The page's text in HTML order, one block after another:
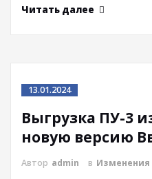
Читать далее
13.01.2024
Выгрузка ПУ-3
новую версию
Автор admin в Изменения